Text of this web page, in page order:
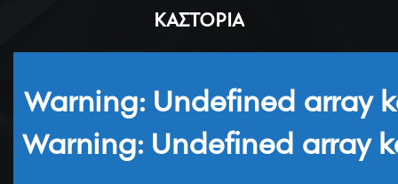
ΚΑΣΤΟΡΙΆ
Warning: Undefined array
Warning: Undefined array